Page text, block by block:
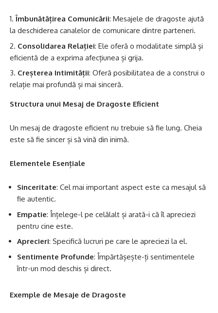
Îmbunătățirea Comunicării: Mesajele de dragoste ajută
la deschiderea canalelor de comunicare dintre parteneri.
Consolidarea Relației: Ele oferă o modalitate simplă și
eficientă de a exprima afecțiunea și grija.
Creșterea Intimității: Oferă posibilitatea de a construi o
relație mai profundă și mai sinceră.
Structura unui Mesaj de Dragoste Eficient
Un mesaj de dragoste eficient nu trebuie să fie lung. Cheia
este să fie sincer și să vină din inimă.
Elementele Esențiale
Sinceritate: Cel mai important aspect este ca mesajul să
fie autentic.
Empatie: Înțelege-l pe celălalt și arată-i că îl apreciezi
pentru cine este.
Aprecieri: Specifică lucruri pe care le apreciezi la el.
Sentimente Profunde: Împărtășește-ți sentimentele
într-un mod deschis și direct.
Exemple de Mesaje de Dragoste